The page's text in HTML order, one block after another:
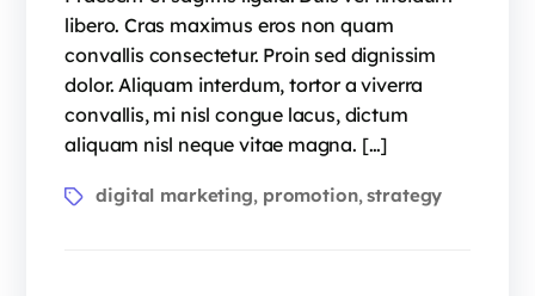
libero. Cras maximus eros non quam
convallis consectetur. Proin sed dignissim
dolor. Aliquam interdum, tortor a viverra
convallis, mi nisl congue lacus, dictum
aliquam nisl neque vitae magna. […]
Tagsdigital marketing, promotion,strategy